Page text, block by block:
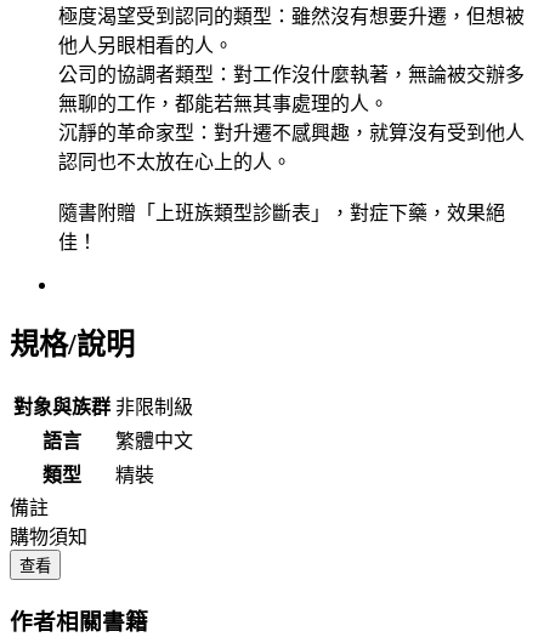
極度渴望受到認同的類型：雖然沒有想要升遷，但想被
他人另眼相看的人。
公司的協調者類型：對工作沒什麼執著，無論被交辦多
無聊的工作，都能若無其事處理的人。
沉靜的革命家型：對升遷不感興趣，就算沒有受到他人
認同也不太放在心上的人。
隨書附贈「上班族類型診斷表」，對症下藥，效果絕
佳！
規格/說明
對象與族群 非限制級
語言
繁體中文
類型
精裝
備註
購物須知
查看
作者相關書籍